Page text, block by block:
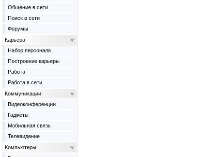
Общение в сети
Поиск в сети
Форумы
Карьера
Набор персонала
Построение карьеры
Работа
Работа в сети
Коммуникации
Видеоконференции
Гаджеты
Мобильная связь
Телевидение
Компьютеры